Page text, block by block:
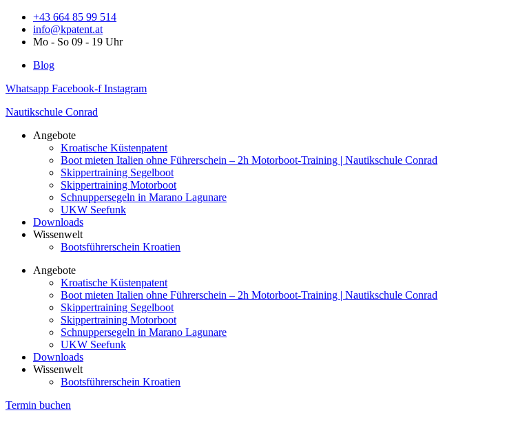
Zum
Inhalt
springen
+43 664 85 99 514
info@kpatent.at
Mo - So 09 - 19 Uhr
Blog
Whatsapp Facebook-f Instagram
Nautikschule Conrad
Angebote
Kroatische Küstenpatent
Boot mieten Italien ohne Führerschein – 2h Motorboot-Training | Nautikschule Conrad
Skippertraining Segelboot
Skippertraining Motorboot
Schnuppersegeln in Marano Lagunare
UKW Seefunk
Downloads
Wissenwelt
Bootsführerschein Kroatien
Angebote
Kroatische Küstenpatent
Boot mieten Italien ohne Führerschein – 2h Motorboot-Training | Nautikschule Conrad
Skippertraining Segelboot
Skippertraining Motorboot
Schnuppersegeln in Marano Lagunare
UKW Seefunk
Downloads
Wissenwelt
Bootsführerschein Kroatien
Termin buchen